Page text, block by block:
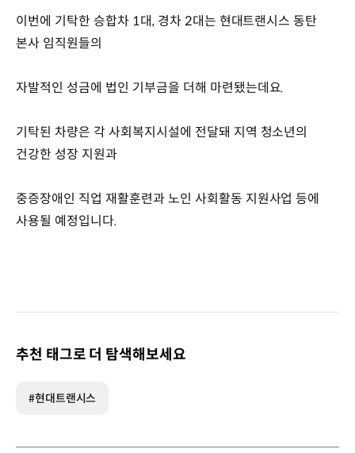
이번에 기탁한 승합차 1대, 경차 2대는 현대트랜시스 동탄
본사 임직원들의
자발적인 성금에 법인 기부금을 더해 마련됐는데요.
기탁된 차량은 각 사회복지시설에 전달돼 지역 청소년의
건강한 성장 지원과
중증장애인 직업 재활훈련과 노인 사회활동 지원사업 등에
사용될 예정입니다.
추천 태그로 더 탐색해보세요
#현대트랜시스